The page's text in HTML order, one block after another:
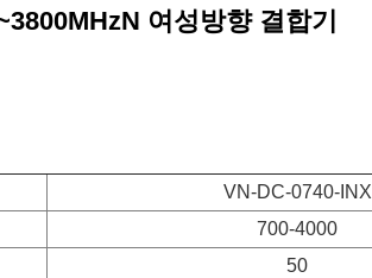
N 여성방향 결합기
VN-DC-0740-INX
700-4000
50